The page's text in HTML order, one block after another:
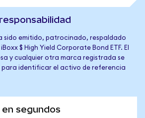
sido emitido, patrocinado, respaldado
$ High Yield Corporate Bond ETF. El
y cualquier otra marca registrada se
para identificar el activo de referencia
en segundos